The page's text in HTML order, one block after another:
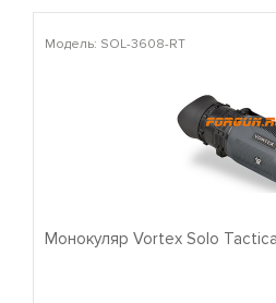
Модель: SOL-3608-RT
Монокуляр Vortex Solo